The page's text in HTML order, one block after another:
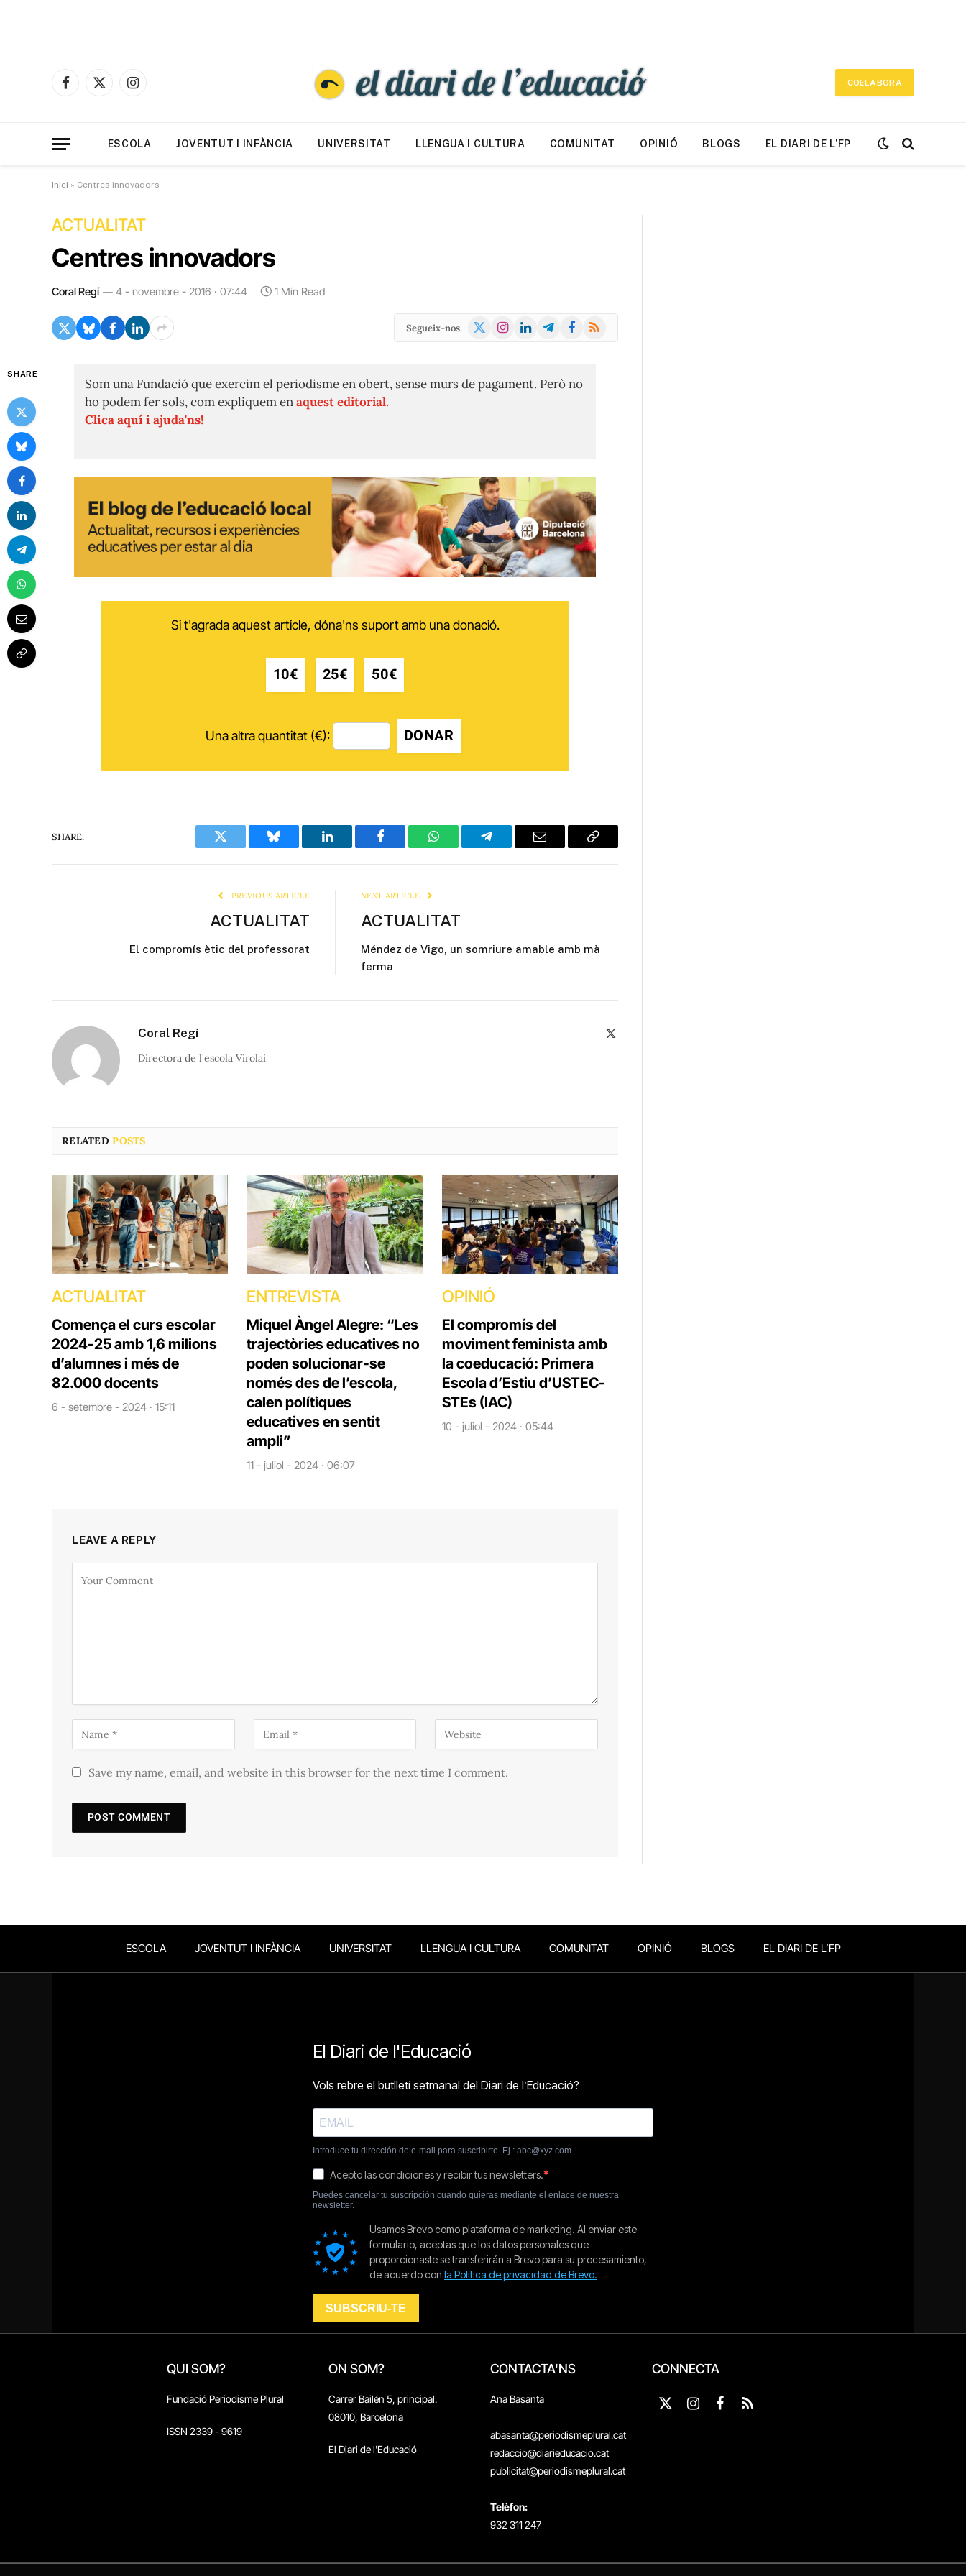
Facebook
X
Instagram
COL·LABORA
ESCOLA JOVENTUT I INFÀNCIA UNIVERSITAT LLENGUA I CULTURA COMUNITAT OPINIÓ BLOGS EL DIARI DE L’FP
Inici » Centres innovadors
ACTUALITAT
Centres innovadors
Coral Regí 4 - novembre - 2016 · 07:44 1 Min Read
Segueix-nos
X
Instagram
LinkedInTelegramFacebook
RSS
SHARE
Som una Fundació que exercim el periodisme en obert, sense murs de pagament. Però no
ho podem fer sols, com expliquem enaquest editorial.
Clica aquí i ajuda'ns!
Si t'agrada aquest article, dóna'ns suport amb una donació.
10€ 25€ 50€
Una altra quantitat (€): DONAR
SHARE.
Twitter Bluesky LinkedIn Facebook WhatsAppTelegram Email
Copy
PREVIOUS ARTICLE
ACTUALITAT
El compromís ètic del professorat
NEXT ARTICLE
ACTUALITAT
Méndez de Vigo, un somriure amable amb mà
ferma
Coral Regí
Directora de l'escola Virolai
RELATEDPOSTS
ACTUALITAT
Comença el curs escolar
2024-25 amb 1,6 milions
d’alumnes i més de
82.000 docents
6 - setembre - 2024 · 15:11
ENTREVISTA
Miquel Àngel Alegre: “Les
trajectòries educatives no
poden solucionar-se
només des de l’escola,
calen polítiques
educatives en sentit
ampli”
11 - juliol - 2024 · 06:07
OPINIÓ
El compromís del
moviment feminista amb
la coeducació: Primera
Escola d’Estiu d’USTEC-
STEs (IAC)
10 - juliol - 2024 · 05:44
LEAVE A REPLY
Save my name, email, and website in this browser for the next time I comment.
ESCOLA JOVENTUT I INFÀNCIA UNIVERSITAT LLENGUA I CULTURA COMUNITAT OPINIÓ BLOGS EL DIARI DE L’FP
QUI SOM?
Fundació Periodisme Plural
ISSN 2339 - 9619
ON SOM?
Carrer Bailén 5, principal.
08010, Barcelona
El Diari de l'Educació
CONTACTA'NS
Ana Basanta
abasanta@periodismeplural.cat
redaccio@diarieducacio.cat
publicitat@periodismeplural.cat
Telèfon:
932 311 247
CONNECTA
X
Instagram
Facebook
RSS